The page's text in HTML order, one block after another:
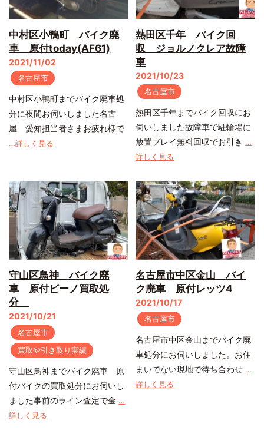
中村区小鴨町 バイク廃
車 原付today(AF61)
2021/11/02
名古屋市
中村区小鴨町までバイク廃車処
分に夜間お伺いしました名古
屋 愛知担当者さまお疲れ様で
…詳しく見る
熱田区千年 バイク回
収 ジョルノクレア故障
車
2021/10/23
名古屋市
熱田区千年までバイク回収にお
伺いしました故障車で駐輪場に
放置プレイ無料回収でお引き …
詳しく見る
守山区鳥神 バイク廃
車 原付ビーノ買取処
分
2021/10/21
名古屋市
買取や引き取り実績
守山区鳥神までバイク廃車 原
付バイクの買取処分にお伺いし
ました事前のライン査定で金 …
詳しく見る
名古屋市中区金山 バイ
ク廃車 原付レッツ4
2021/10/17
名古屋市
名古屋市中区金山までバイク廃
車処分にお伺いしました。お住
まいでない現地で待ち合わせ …
詳しく見る